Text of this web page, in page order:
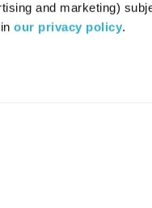
and marketing)
in our privacy policy.